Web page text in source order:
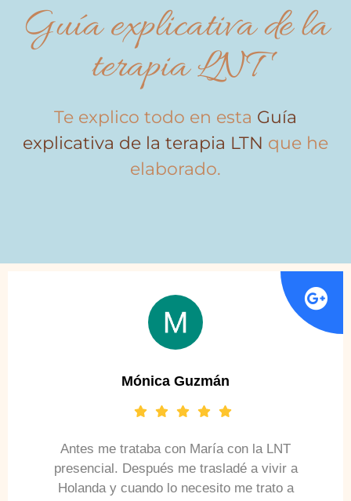
Guía explicativa de la
terapia LNT
Te explico todo en esta Guía
explicativa de la terapia LTN que he
elaborado.
Mónica Guzmán
Antes me trataba con María con la LNT
presencial. Después me trasladé a vivir a
Holanda y cuando lo necesito me trato a